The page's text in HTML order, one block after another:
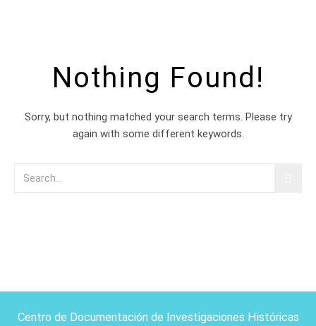
Nothing Found!
Sorry, but nothing matched your search terms. Please try
again with some different keywords.
Centro de Documentación de Investigaciones Históricas